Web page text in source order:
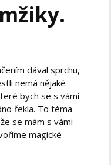
dával sprchu,
nemá nějaké
bych se s vámi
řekla. To téma
se mám s vámi
magické